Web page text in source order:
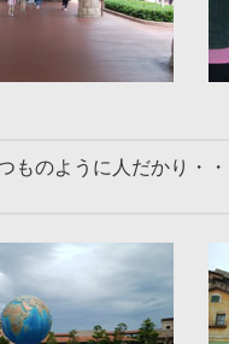
ものように人だかり・